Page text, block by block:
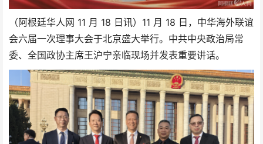
（阿根廷华人网 11 月 18 日讯）11 月 18 日，中华海外联谊
会六届一次理事大会于北京盛大举行。中共中央政治局常
委、全国政协主席王沪宁亲临现场并发表重要讲话。